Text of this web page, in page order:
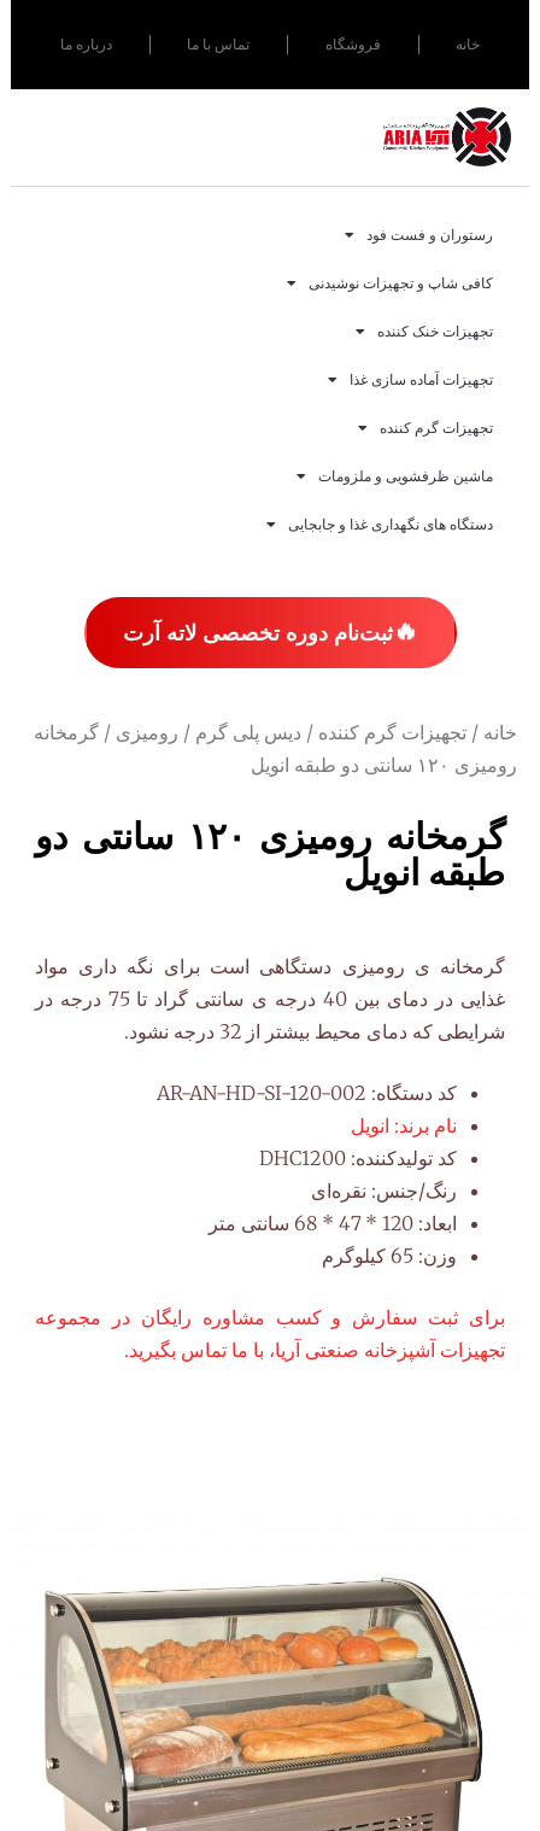
خانه فروشگاه تماس با ما درباره ما
رستوران و فست فود
کافی شاپ و تجهیزات نوشیدنی
تجهیزات خنک کننده
تجهیزات آماده سازی غذا
تجهیزات گرم کننده
ماشین ظرفشویی و ملزومات
دستگاه های نگهداری غذا و جابجایی
🔥ثبت‌نام دوره تخصصی لاته آرت
خانه / تجهیزات گرم کننده / دیس پلی گرم / رومیزی / گرمخانه
رومیزی ۱۲۰ سانتی دو طبقه انویل
گرمخانه رومیزی ۱۲۰ سانتی دو
طبقه انویل
گرمخانه ی رومیزی دستگاهی است برای نگه داری مواد
غذایی در دمای بین 40 درجه ی سانتی گراد تا 75 درجه در
شرایطی که دمای محیط بیشتر از 32 درجه نشود.
کد دستگاه: AR-AN-HD-SI-120-002
نام برند: انویل
کد تولیدکننده: DHC1200
رنگ/جنس: نقره‌ای
ابعاد: 120 * 47 * 68 سانتی متر
وزن: 65 کیلوگرم
برای ثبت سفارش و کسب مشاوره رایگان در مجموعه
تجهیزات آشپزخانه صنعتی آریا، با ما تماس بگیرید.